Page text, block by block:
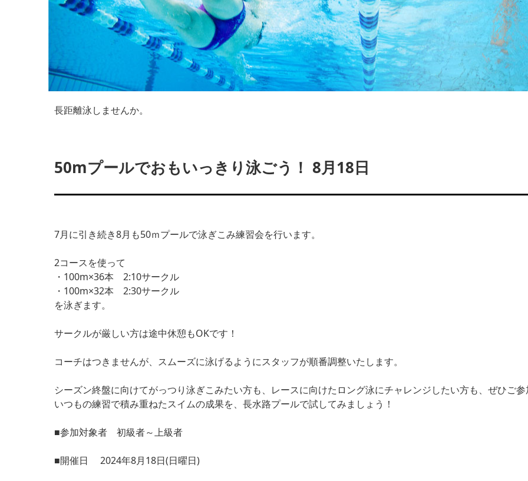
長距離泳しませんか。
50mプールでおもいっきり泳ごう！ 8月18日
7月に引き続き8月も50ｍプールで泳ぎこみ練習会を行います。
2コースを使って
・100m×36本 2:10サークル
・100m×32本 2:30サークル
を泳ぎます。
サークルが厳しい方は途中休憩もOKです！
コーチはつきませんが、スムーズに泳げるようにスタッフが順番調整いたします。
シーズン終盤に向けてがっつり泳ぎこみたい方も、レースに向けたロング泳にチャレンジしたい方も、ぜひご参
いつもの練習で積み重ねたスイムの成果を、長水路プールで試してみましょう！
■参加対象者 初級者～上級者
■開催日 2024年8月18日(日曜日)